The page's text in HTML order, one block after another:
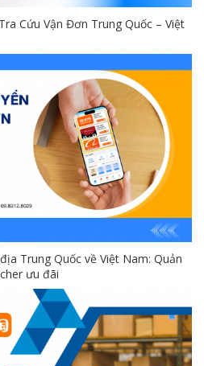
Cứu Vận Đơn Trung Quốc – Việt
Trung Quốc về Việt Nam: Quản
ưu đãi